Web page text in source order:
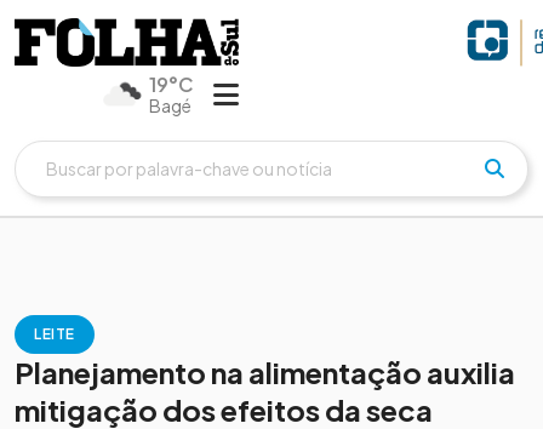
19°C
Bagé
LEITE
Planejamento na alimentação auxilia
mitigação dos efeitos da seca